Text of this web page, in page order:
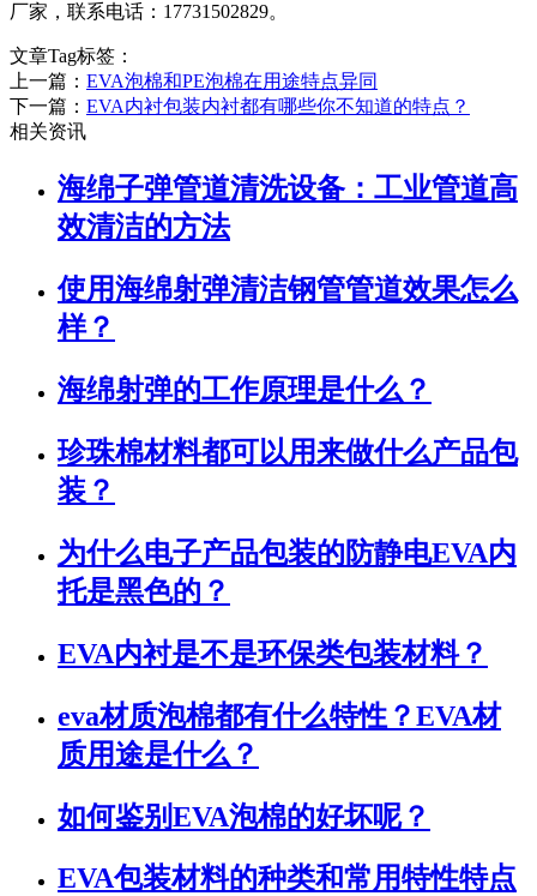
厂家，联系电话：17731502829。
文章Tag标签：
上一篇： EVA泡棉和PE泡棉在用途特点异同
下一篇： EVA内衬包装内衬都有哪些你不知道的特点？
相关资讯
海绵子弹管道清洗设备：工业管道高
效清洁的方法
使用海绵射弹清洁钢管管道效果怎么
样？
海绵射弹的工作原理是什么？
珍珠棉材料都可以用来做什么产品包
装？
为什么电子产品包装的防静电EVA内
托是黑色的？
EVA内衬是不是环保类包装材料？
eva材质泡棉都有什么特性？EVA材
质用途是什么？
如何鉴别EVA泡棉的好坏呢？
EVA包装材料的种类和常用特性特点